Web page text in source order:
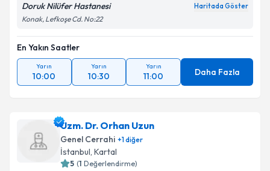
kapsamda işlenmesini kabul ediyorum.
Doruk Nilüfer Hastanesi Haritada Göster
Konak, Lefkoşe Cd. No:22
En Yakın Saatler
Yarın
10:00
Yarın
10:30
Yarın
11:00 Daha Fazla
Uzm. Dr. Orhan Uzun
Genel Cerrahi +1diğer
İstanbul, Kartal
5 (1 Değerlendirme)